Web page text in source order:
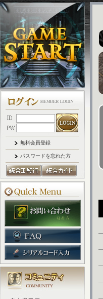
無料会員登録
パスワードを忘れた方